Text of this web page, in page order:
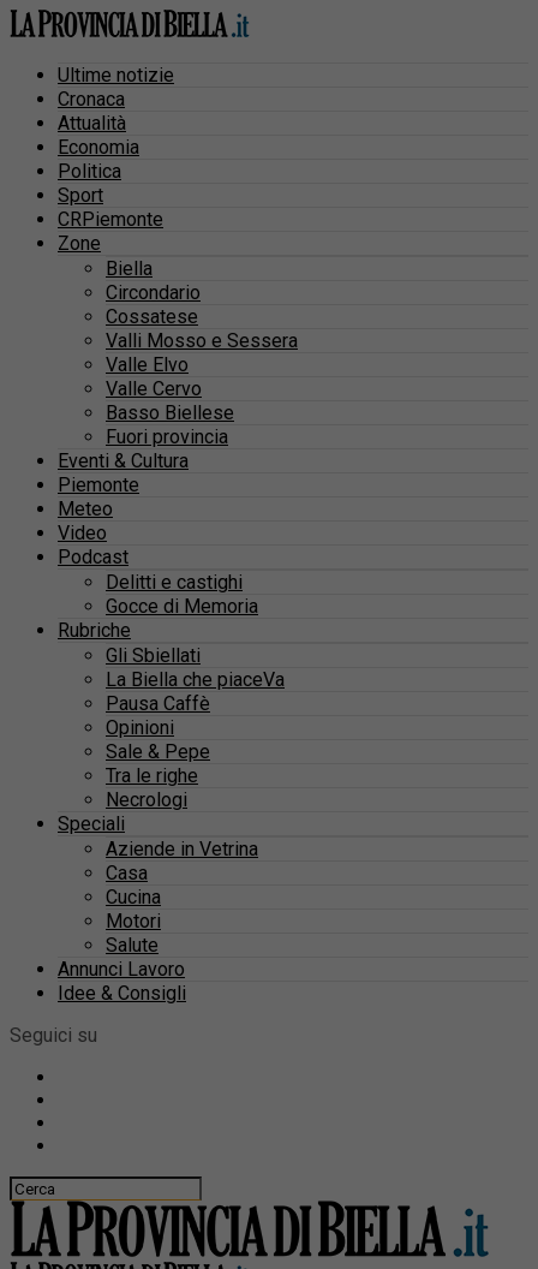
Ultime notizie
Cronaca
Attualità
Economia
Politica
Sport
CRPiemonte
Zone
Biella
Circondario
Cossatese
Valli Mosso e Sessera
Valle Elvo
Valle Cervo
Basso Biellese
Fuori provincia
Eventi & Cultura
Piemonte
Meteo
Video
Podcast
Delitti e castighi
Gocce di Memoria
Rubriche
Gli Sbiellati
La Biella che piaceVa
Pausa Caffè
Opinioni
Sale & Pepe
Tra le righe
Necrologi
Speciali
Aziende in Vetrina
Casa
Cucina
Motori
Salute
Annunci Lavoro
Idee & Consigli
Seguici su